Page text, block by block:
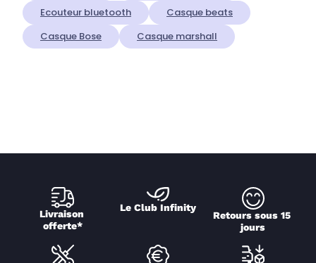
Ecouteur bluetooth
Casque beats
Casque Bose
Casque marshall
Livraison
offerte*
Le Club Infinity
Retours sous 15
jours